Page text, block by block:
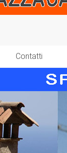
Contatti